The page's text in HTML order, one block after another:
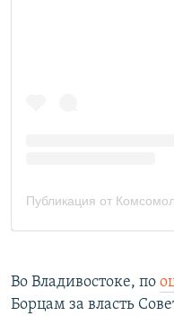
Во Владивостоке, по
Борцам за власть